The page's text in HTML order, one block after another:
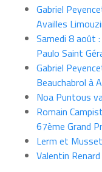
Gabriel
Availles
Samedi 8 août :
Paulo Saint
Gabriel
Beauchabrol à
Noa Puntous
Romain
67ème Grand
Lerm et
Valentin